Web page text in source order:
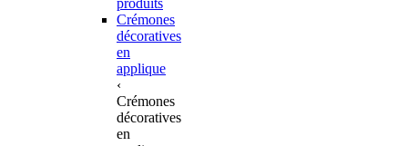
Crémones
décoratives
en
applique
‹
Crémones
décoratives
en